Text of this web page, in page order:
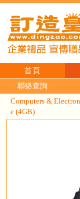
首頁
聯絡查詢
Computers &
e (4GB)